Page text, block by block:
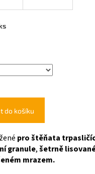
do košíku
pro štěňata
granule,šetrně
mrazem.